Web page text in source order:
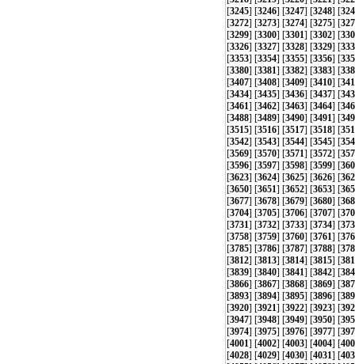
[3245] [3246] [3247] [3248] [
[3272] [3273] [3274] [3275] [
[3299] [3300] [3301] [3302] [
[3326] [3327] [3328] [3329] [
[3353] [3354] [3355] [3356] [
[3380] [3381] [3382] [3383] [
[3407] [3408] [3409] [3410] [
[3434] [3435] [3436] [3437] [
[3461] [3462] [3463] [3464] [
[3488] [3489] [3490] [3491] [
[3515] [3516] [3517] [3518] [
[3542] [3543] [3544] [3545] [
[3569] [3570] [3571] [3572] [
[3596] [3597] [3598] [3599] [
[3623] [3624] [3625] [3626] [
[3650] [3651] [3652] [3653] [
[3677] [3678] [3679] [3680] [
[3704] [3705] [3706] [3707] [
[3731] [3732] [3733] [3734] [
[3758] [3759] [3760] [3761] [
[3785] [3786] [3787] [3788] [
[3812] [3813] [3814] [3815] [
[3839] [3840] [3841] [3842] [
[3866] [3867] [3868] [3869] [
[3893] [3894] [3895] [3896] [
[3920] [3921] [3922] [3923] [
[3947] [3948] [3949] [3950] [
[3974] [3975] [3976] [3977] [
[4001] [4002] [4003] [4004] [
[4028] [4029] [4030] [4031] [